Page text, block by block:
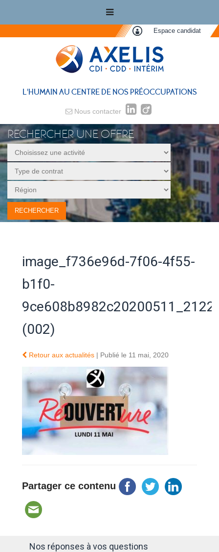
Espace candidat
L'HUMAIN AU CENTRE DE NOS PRÉOCCUPATIONS
Nous contacter
RECHERCHER UNE OFFRE
image_f736e96d-7f06-4f55-
b1f0-
(002)
Retour aux actualités | Publié le 11 mai, 2020
Partager ce contenu
Nos réponses à vos questions